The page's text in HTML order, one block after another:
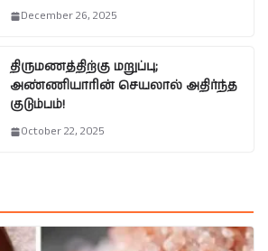
December 26, 2025
திருமணத்திற்கு மறுப்பு;
அண்ணியாரின் செயலால் அதிர்ந்த
குடும்பம்!
October 22, 2025